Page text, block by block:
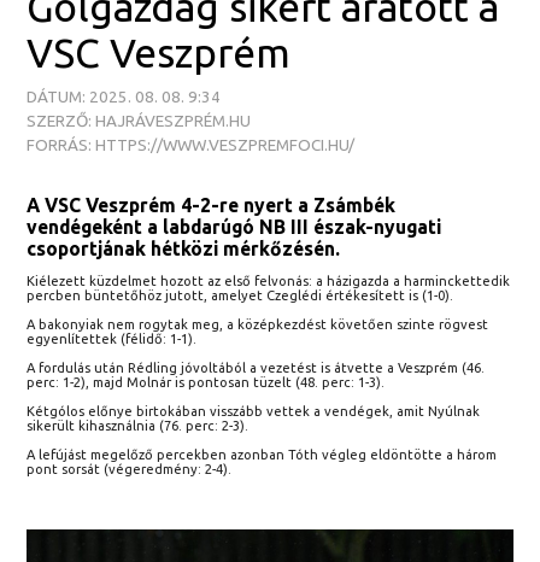
VSC Veszprém
DÁTUM: 2025. 08. 08. 9:34
SZERZŐ: HAJRÁVESZPRÉM.HU
FORRÁS: HTTPS://WWW.VESZPREMFOCI.HU/
A VSC Veszprém 4-2-re nyert a Zsámbék
vendégeként a labdarúgó NB III észak-nyugati
csoportjának hétközi mérkőzésén.
Kiélezett küzdelmet hozott az első felvonás: a házigazda a harminckettedik
percben büntetőhöz jutott, amelyet Czeglédi értékesített is (1-0).
A bakonyiak nem rogytak meg, a középkezdést követően szinte rögvest
egyenlítettek (félidő: 1-1).
A fordulás után Rédling jóvoltából a vezetést is átvette a Veszprém (46.
perc: 1-2), majd Molnár is pontosan tüzelt (48. perc: 1-3).
Kétgólos előnye birtokában visszább vettek a vendégek, amit Nyúlnak
sikerült kihasználnia (76. perc: 2-3).
A lefújást megelőző percekben azonban Tóth végleg eldöntötte a három
pont sorsát (végeredmény: 2-4).